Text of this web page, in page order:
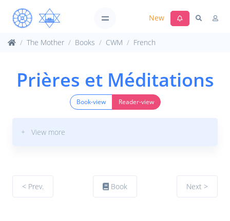
New
The Mother Books CWM French
Prières et Méditations
Book-view Reader-view
+ View more
< Prev. Book Next >